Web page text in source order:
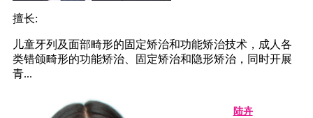
擅长:
儿童牙列及面部畸形的固定矫治和功能矫治技术，成人各
类错颌畸形的功能矫治、固定矫治和隐形矫治，同时开展
青...
陆卉